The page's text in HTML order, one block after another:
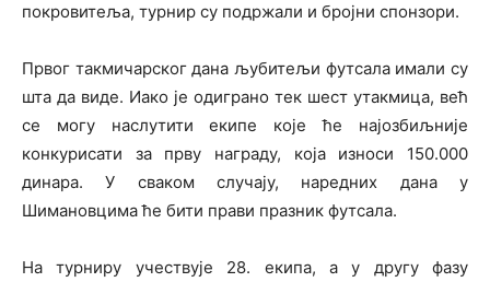
покровитеља, турнир су подржали и бројни спонзори.
Првог такмичарског дана љубитељи футсала имали су
шта да виде. Иако је одиграно тек шест утакмица, већ
се могу наслутити екипе које ће најозбиљније
конкурисати за прву награду, која износи 150.000
динара. У сваком случају, наредних дана у
Шимановцима ће бити прави празник футсала.
На турниру учествује 28. екипа, а у другу фазу